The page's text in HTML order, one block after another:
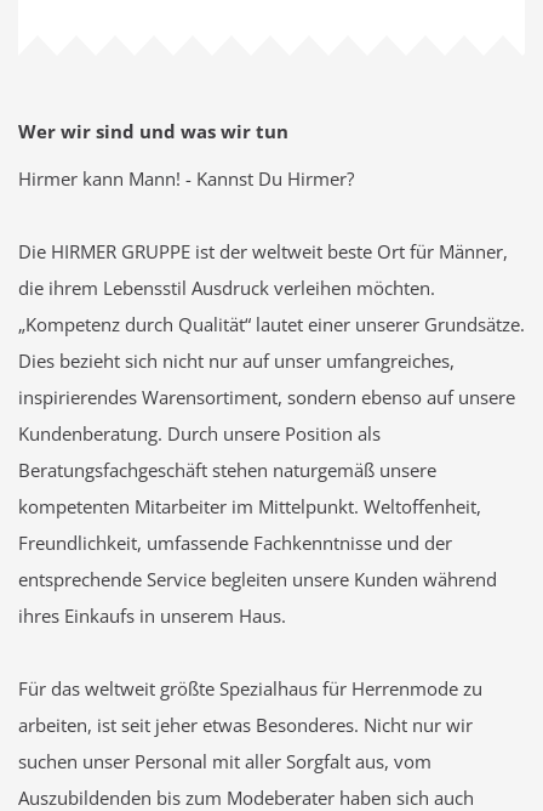
Wer wir sind und was wir tun
Hirmer kann Mann! - Kannst Du Hirmer?
Die HIRMER GRUPPE ist der weltweit beste Ort für Männer,
die ihrem Lebensstil Ausdruck verleihen möchten.
„Kompetenz durch Qualität“ lautet einer unserer Grundsätze.
Dies bezieht sich nicht nur auf unser umfangreiches,
inspirierendes Warensortiment, sondern ebenso auf unsere
Kundenberatung. Durch unsere Position als
Beratungsfachgeschäft stehen naturgemäß unsere
kompetenten Mitarbeiter im Mittelpunkt. Weltoffenheit,
Freundlichkeit, umfassende Fachkenntnisse und der
entsprechende Service begleiten unsere Kunden während
ihres Einkaufs in unserem Haus.
Für das weltweit größte Spezialhaus für Herrenmode zu
arbeiten, ist seit jeher etwas Besonderes. Nicht nur wir
suchen unser Personal mit aller Sorgfalt aus, vom
Auszubildenden bis zum Modeberater haben sich auch